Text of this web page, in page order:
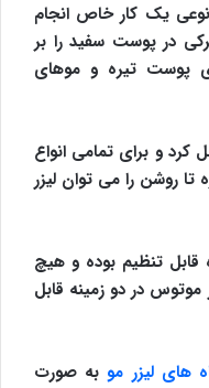
یک کار خاص انجام
در پوست سفید را بر
پوست تیره و موهای
کرد و برای تمامی انواع
روشن را می توان لیزر
قابل تنظیم بوده و هیچ
موتوس در دو زمینه قابل
های لیزر مو به صورت